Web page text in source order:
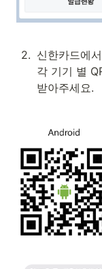
2. 신한카드에
각 기기 별
받아주세요.